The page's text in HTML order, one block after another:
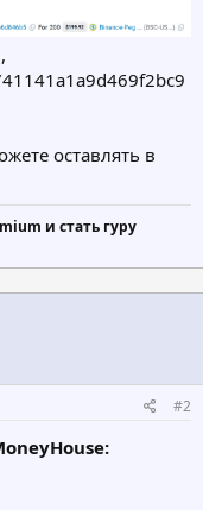
оставлять в
и стать гуру
#2